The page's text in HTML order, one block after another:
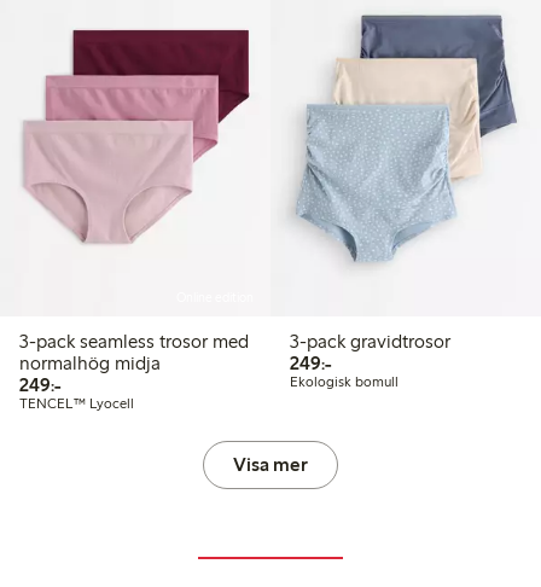
3-pack seamless trosor med
normalhög midja
249:-249,00 kr
TENCEL™ Lyocell
3-pack gravidtrosor
249:-249,00 kr
Ekologisk bomull
Visa mer